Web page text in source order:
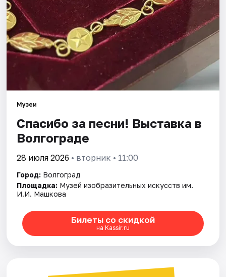
Музеи
Спасибо за песни! Выставка в
Волгограде
28 июля 2026 • вторник • 11:00
Город: Волгоград
Площадка: Музей изобразительных искусств им.
И.И. Машкова
Билеты со скидкой
на Kassir.ru